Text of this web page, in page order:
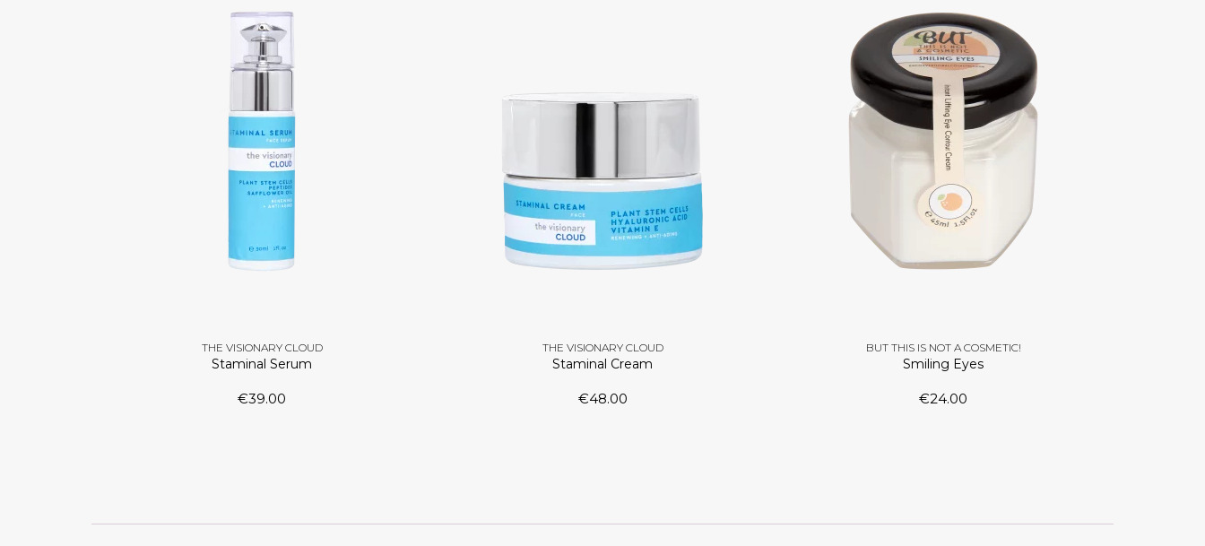
THE VISIONARY CLOUD
Staminal Serum
€39.00
THE VISIONARY CLOUD
Staminal Cream
€48.00
BUT THIS IS NOT A COSMETIC!
Smiling Eyes
€24.00